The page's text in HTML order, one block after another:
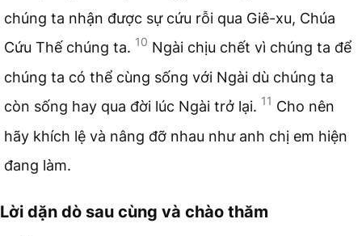
chúng ta nhận được sự cứu rỗi qua Giê-xu, Chúa
Cứu Thế chúng ta. 10 Ngài chịu chết vì chúng ta để
chúng ta có thể cùng sống với Ngài dù chúng ta
còn sống hay qua đời lúc Ngài trở lại. 11 Cho nên
hãy khích lệ và nâng đỡ nhau như anh chị em hiện
đang làm.
Lời dặn dò sau cùng và chào thăm